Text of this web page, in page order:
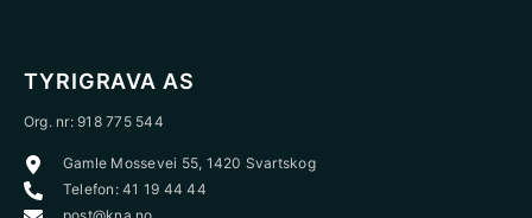
TYRIGRAVA AS
Org. nr: 918 775 544
Gamle Mossevei 55, 1420 Svartskog
Telefon: 41 19 44 44